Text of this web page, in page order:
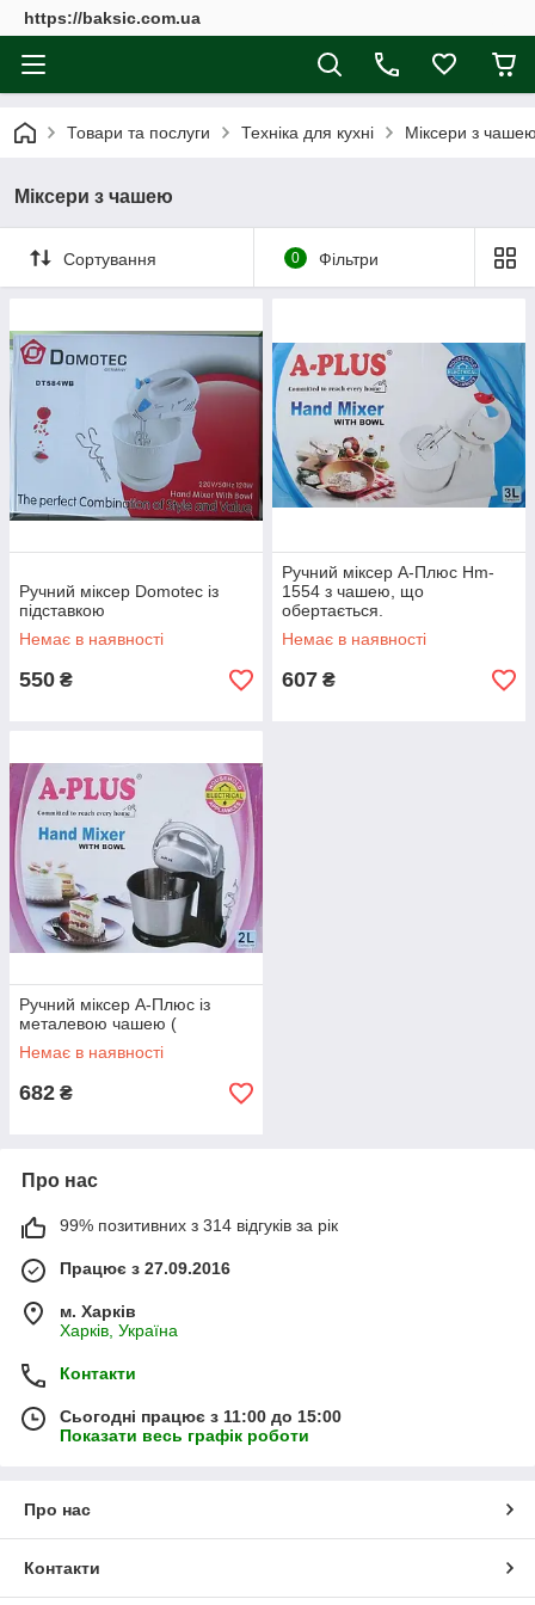
https://baksic.com.ua
Товари та послуги Техніка для кухні Міксери з
Міксери з чашею
Сортування 0 Фільтри
Ручний міксер Domotec із
підставкою
Немає в наявності
550 ₴
Ручний міксер А-Плюс Hm-
1554 з чашею, що
обертається.
Немає в наявності
607 ₴
Ручний міксер А-Плюс із
металевою чашею (
Немає в наявності
682 ₴
Про нас
99% позитивних з 314 відгуків за рік
Працює з 27.09.2016
м. Харків
Харків, Україна
Контакти
Сьогодні працює з 11:00 до 15:00
Показати весь графік роботи
Про нас
Контакти